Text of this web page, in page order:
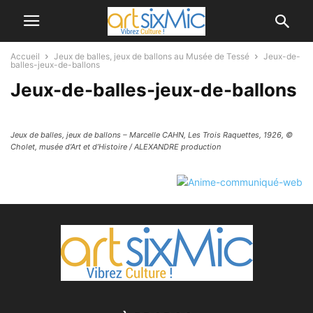
Accueil Jeux de balles, jeux de ballons au Musée de Tessé
Jeux-de-
balles-jeux-de-ballons
Jeux-de-balles-jeux-de-ballons
Jeux de balles, jeux de ballons – Marcelle CAHN, Les Trois Raquettes, 1926, ©
Cholet, musée d’Art et d’Histoire / ALEXANDRE production